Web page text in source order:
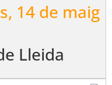
14 de maig
Lleida